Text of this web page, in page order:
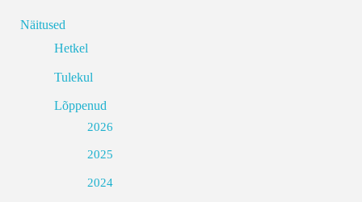
Näitused
Hetkel
Tulekul
Lõppenud
2026
2025
2024